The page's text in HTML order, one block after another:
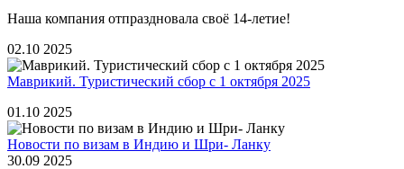
Наша компания отпраздновала своё 14-летие!
02.10 2025
Маврикий. Туристический сбор с 1 октября 2025
01.10 2025
Новости по визам в Индию и Шри- Ланку
30.09 2025